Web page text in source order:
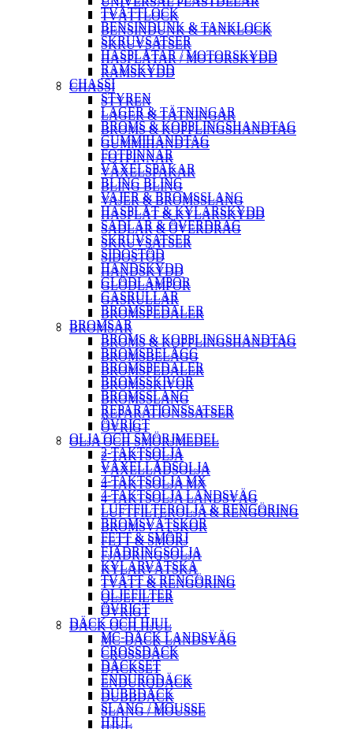
TVÄTTLOCK
BENSINDUNK & TANKLOCK
SKRUVSATSER
HASPLÅTAR / MOTORSKYDD
RAMSKYDD
CHASSI
STYREN
LAGER & TÄTNINGAR
BROMS & KOPPLINGSHANDTAG
GUMMIHANDTAG
FOTPINNAR
VÄXELSPAKAR
BLING BLING
VAJER & BROMSSLANG
HASPLÅT & KYLARSKYDD
SADLAR & ÖVERDRAG
SKRUVSATSER
SIDOSTÖD
HANDSKYDD
GLÖDLAMPOR
GASRULLAR
BROMSPEDALER
BROMSAR
BROMS & KOPPLINGSHANDTAG
BROMSBELÄGG
BROMSPEDALER
BROMSSKIVOR
BROMSSLANG
REPARATIONSSATSER
ÖVRIGT
OLJA OCH SMÖRJMEDEL
2-TAKTSOLJA
VÄXELLÅDSOLJA
4-TAKTSOLJA MX
4-TAKTSOLJA LANDSVÄG
LUFTFILTEROLJA & RENGÖRING
BROMSVÄTSKOR
FETT & SMÖRJ
FJÄDRINGSOLJA
KYLARVÄTSKA
TVÄTT & RENGÖRING
OLJEFILTER
ÖVRIGT
DÄCK OCH HJUL
MC-DÄCK LANDSVÄG
CROSSDÄCK
DÄCKSET
ENDURODÄCK
DUBBDÄCK
SLANG / MOUSSE
HJUL
TVÄTTLOCK
BENSINDUNK & TANKLOCK
SKRUVSATSER
HASPLÅTAR / MOTORSKYDD
RAMSKYDD
CHASSI
STYREN
LAGER & TÄTNINGAR
BROMS & KOPPLINGSHANDTAG
GUMMIHANDTAG
FOTPINNAR
VÄXELSPAKAR
BLING BLING
VAJER & BROMSSLANG
HASPLÅT & KYLARSKYDD
SADLAR & ÖVERDRAG
SKRUVSATSER
SIDOSTÖD
HANDSKYDD
GLÖDLAMPOR
GASRULLAR
BROMSPEDALER
BROMSAR
BROMS & KOPPLINGSHANDTAG
BROMSBELÄGG
BROMSPEDALER
BROMSSKIVOR
BROMSSLANG
REPARATIONSSATSER
ÖVRIGT
OLJA OCH SMÖRJMEDEL
2-TAKTSOLJA
VÄXELLÅDSOLJA
4-TAKTSOLJA MX
4-TAKTSOLJA LANDSVÄG
LUFTFILTEROLJA & RENGÖRING
BROMSVÄTSKOR
FETT & SMÖRJ
FJÄDRINGSOLJA
KYLARVÄTSKA
TVÄTT & RENGÖRING
OLJEFILTER
ÖVRIGT
DÄCK OCH HJUL
MC-DÄCK LANDSVÄG
CROSSDÄCK
DÄCKSET
ENDURODÄCK
DUBBDÄCK
SLANG / MOUSSE
HJUL